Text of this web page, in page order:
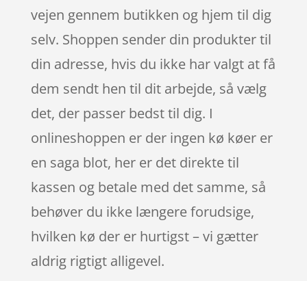
vejen gennem butikken og hjem til dig
selv. Shoppen sender din produkter til
din adresse, hvis du ikke har valgt at få
dem sendt hen til dit arbejde, så vælg
det, der passer bedst til dig. I
onlineshoppen er der ingen kø køer er
en saga blot, her er det direkte til
kassen og betale med det samme, så
behøver du ikke længere forudsige,
hvilken kø der er hurtigst – vi gætter
aldrig rigtigt alligevel.